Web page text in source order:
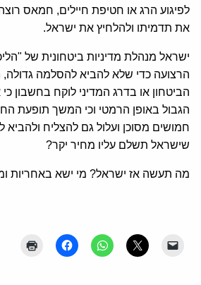
לפיגוע הרג או חטיפת חיילים, חמאס
את תדמיתו ולהלחיץ את ישראל.
ישראל מנהלת מדיניות ביטחונית של
הרצועה כדי שלא להביא להסלמה
הביטחון או בדרג המדיני לוקח בחשבון
הגבול באופן הרמטי וכי המשך תופעת
חמושים מסוכן ועלול גם להצליח ולהביא
שישראל תשלם עליו מחיר יקר?
מה תעשה אז ישראל? מי ישא באחריות